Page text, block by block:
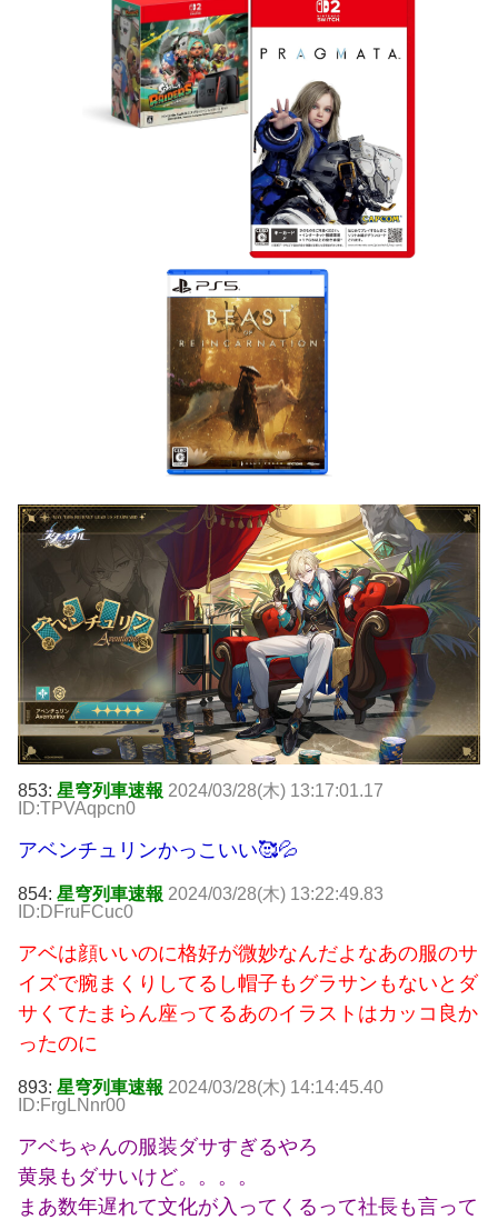
853: 星穹列車速報 2024/03/28(木) 13:17:01.17
ID:TPVAqpcn0
アベンチュリンかっこいい🥰💦
854: 星穹列車速報 2024/03/28(木) 13:22:49.83
ID:DFruFCuc0
アベは顔いいのに格好が微妙なんだよなあの服のサ
イズで腕まくりしてるし帽子もグラサンもないとダ
サくてたまらん座ってるあのイラストはカッコ良か
ったのに
893: 星穹列車速報 2024/03/28(木) 14:14:45.40
ID:FrgLNnr00
アベちゃんの服装ダサすぎるやろ
黄泉もダサいけど。。。。
まあ数年遅れて文化が入ってくるって社長も言って